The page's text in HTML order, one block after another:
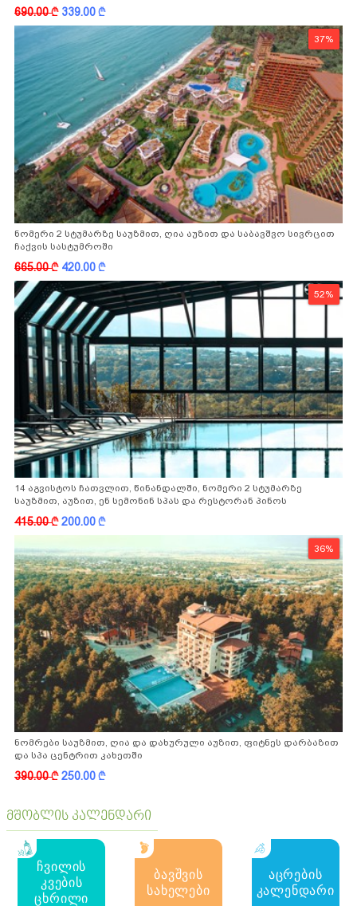
-სგან!
690.00k 339.00k
37%
ნომერი 2 სტუმარზე საუზმით, ღია აუზით და საბავშვო სივრცით
ჩაქვის სასტუმროში
665.00k 420.00k
52%
14 აგვისტოს ჩათვლით, წინანდალში, ნომერი 2 სტუმარზე
საუზმით, აუზით, ენ სემონინ სპას და რესტორან პინოს
415.00k200.00k
36%
ნომრები საუზმით, ღია და დახურული აუზით, ფიტნეს დარბაზით
და სპა ცენტრით კახეთში
390.00k250.00k
მშობლის კალენდარი
ჩვილის
კვების
ცხრილი
ბავშვის
სახელები
აცრების
კალენდარი